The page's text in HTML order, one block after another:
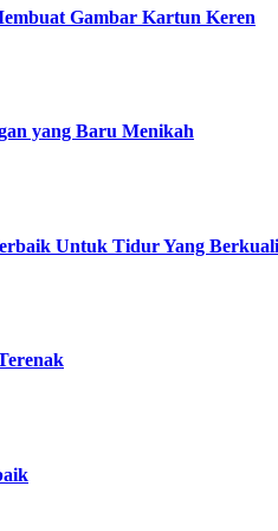
Gambar Kartun Keren
yang Baru Menikah
Untuk Tidur Yang